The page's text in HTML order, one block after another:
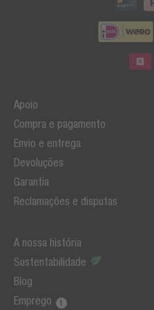
Apoio
Compra e pagamento
Envio e entrega
Devoluções
Garantia
Reclamações e disputas
A nossa história
Sustentabilidade
Blog
Emprego